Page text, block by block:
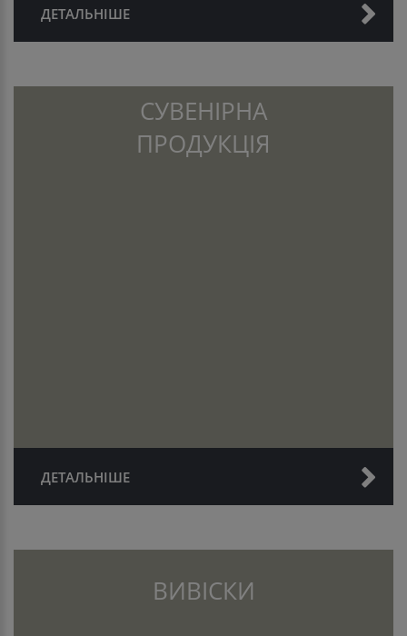
ДЕТАЛЬНІШЕ
СУВЕНІРНА
ПРОДУКЦІЯ
ДЕТАЛЬНІШЕ
ВИВІСКИ